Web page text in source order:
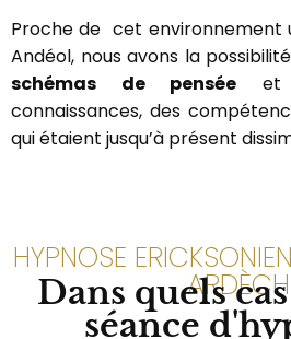
Proche de cet environnement
Andéol, nous avons la
schémas de pensée et
connaissances, des
qui étaient jusqu’à présent
HYPNOSE
Dans quels
séance